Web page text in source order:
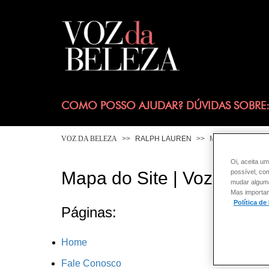
COMO POSSO AJUDAR? DÚVIDAS SOBRE:
VOZ DA BELEZA RALPH LAUREN MAPA DO SITE
Mapa do Site | Voz da
Páginas:
Home
Fale Conosco
Oi, aceita
possível,
mudar
Mas
Política de